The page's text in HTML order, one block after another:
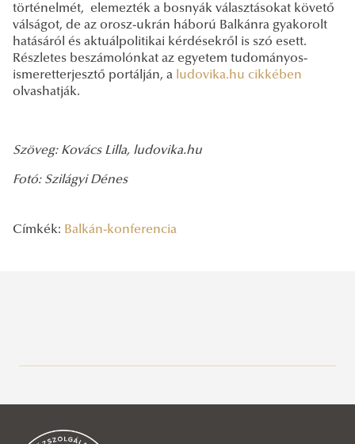
Az NKE energiatakarékossággal kapcsolatos átmeneti intézkedései
történelmét, elemezték a bosnyák választásokat követő
válságot, de az orosz-ukrán háború Balkánra gyakorolt
hatásáról és aktuálpolitikai kérdésekről is szó esett.
Részletes beszámolónkat az egyetem tudományos-
ismeretterjesztő portálján, a ludovika.hu cikkében
olvashatják.
Szöveg: Kovács Lilla, ludovika.hu
Fotó: Szilágyi Dénes
Címkék: Balkán-konferencia